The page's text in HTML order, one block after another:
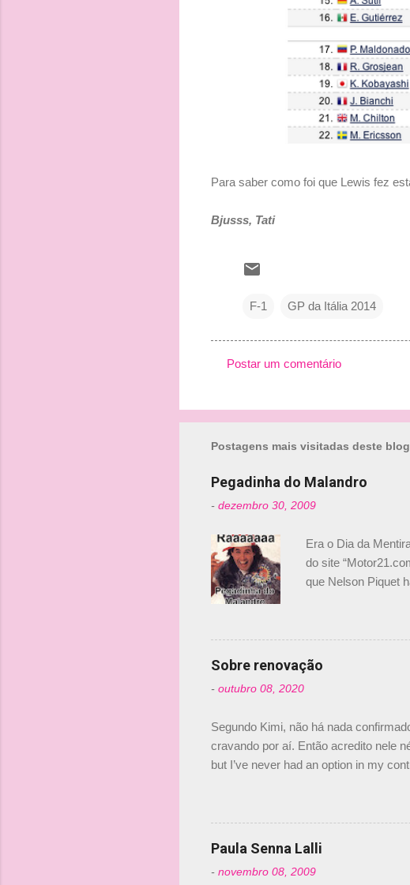
Para saber como foi que Lewis fez
Bjusss, Tati
F-1 GP da Itália 2014
m
e
t
á
r
i
o
s
Postar um comentário
Postagens mais visitadas deste blog
Pegadinha do Malandro
- dezembro 30, 2009
Era o Dia da
do site
que Nelson Piquet
dirigente foi
verdade, nós
Senna, não
Sobre renovação
- outubro 08, 2020
Segundo Kimi, não há nada
cravando por aí. Então acredito nele
but I’ve never had an option in my
falando sobre o fato do Iceman
@RGrosjean ! #EifelGP 🇩🇪 #F1
Paula Senna Lalli
- novembro 08, 2009